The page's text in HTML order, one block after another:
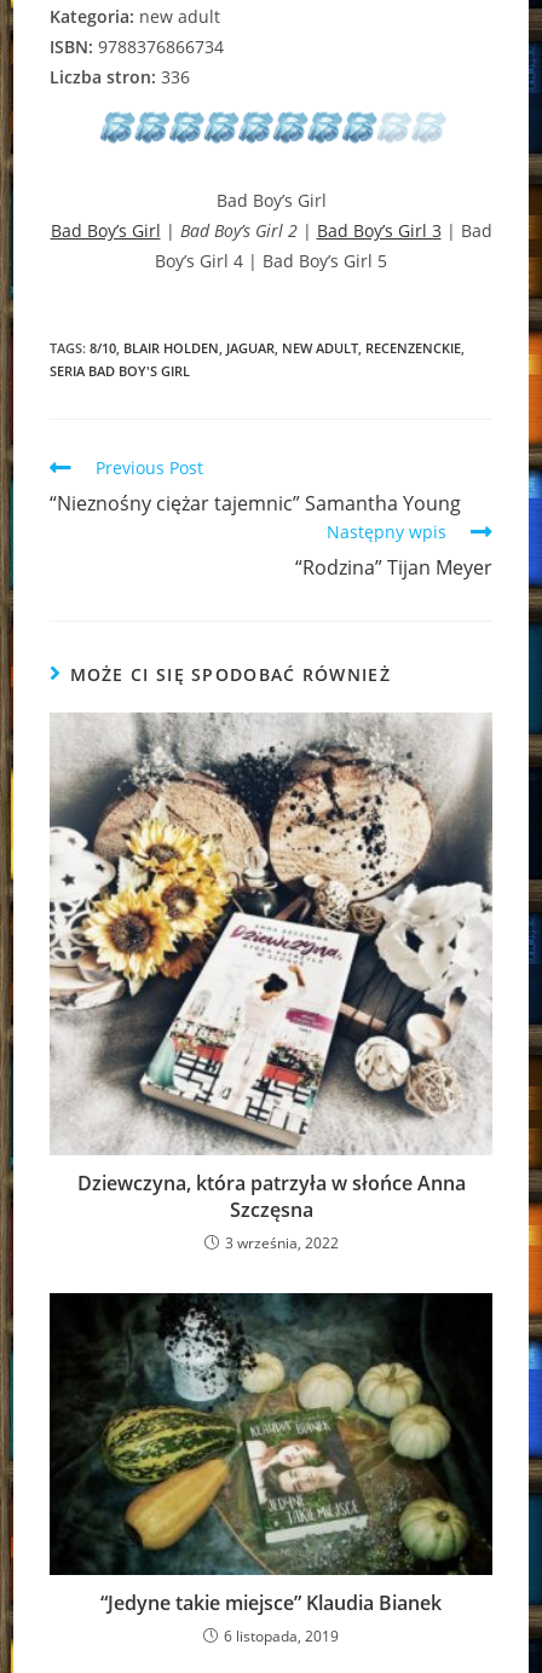
Kategoria: new adult
ISBN: 9788376866734
Liczba stron: 336
Bad Boy’s Girl
Bad Boy’s Girl | Bad Boy’s Girl 2| Bad Boy’s Girl 3| Bad
Boy’s Girl 4 | Bad Boy’s Girl 5
TAGS:8/10, BLAIR HOLDEN, JAGUAR, NEW ADULT, RECENZENCKIE,
SERIA BAD BOY'S GIRL
Read
articles
Previous Post
“Nieznośny ciężar tajemnic” Samantha Young
Następny wpis
“Rodzina” Tijan Meyer
MOŻE CI SIĘ SPODOBAĆ RÓWNIEŻ
Dziewczyna, która patrzyła w słońce Anna
Szczęsna
3 września, 2022
“Jedyne takie miejsce” Klaudia Bianek
6 listopada, 2019